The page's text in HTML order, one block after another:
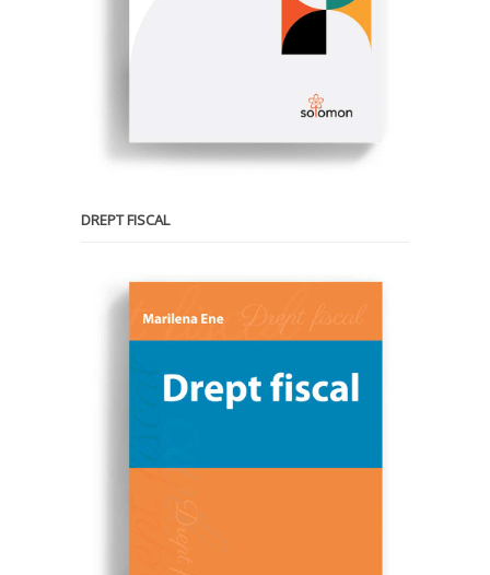
DREPT FISCAL